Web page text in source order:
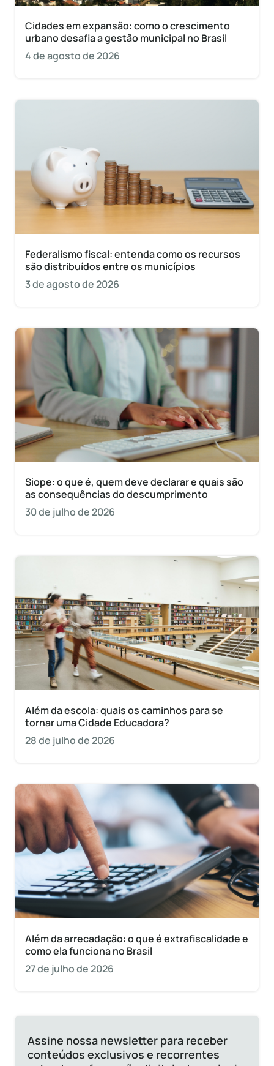
Cidades em expansão: como o crescimento
urbano desafia a gestão municipal no Brasil
4 de agosto de 2026
Federalismo fiscal: entenda como os recursos
são distribuídos entre os municípios
3 de agosto de 2026
Siope: o que é, quem deve declarar e quais são
as consequências do descumprimento
30 de julho de 2026
Além da escola: quais os caminhos para se
tornar uma Cidade Educadora?
28 de julho de 2026
Além da arrecadação: o que é extrafiscalidade e
como ela funciona no Brasil
27 de julho de 2026
Assine nossa newsletter para receber
conteúdos exclusivos e recorrentes